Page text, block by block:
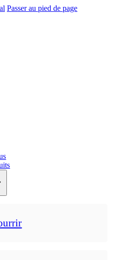
Passer au pied de page